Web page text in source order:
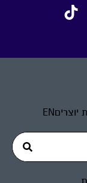
יוצריםEN